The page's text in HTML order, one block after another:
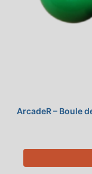
ArcadeR – Boule